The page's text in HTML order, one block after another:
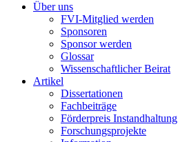
Über uns
FVI-Mitglied werden
Sponsoren
Sponsor werden
Glossar
Wissenschaftlicher Beirat
Artikel
Dissertationen
Fachbeiträge
Förderpreis Instandhaltung
Forschungsprojekte